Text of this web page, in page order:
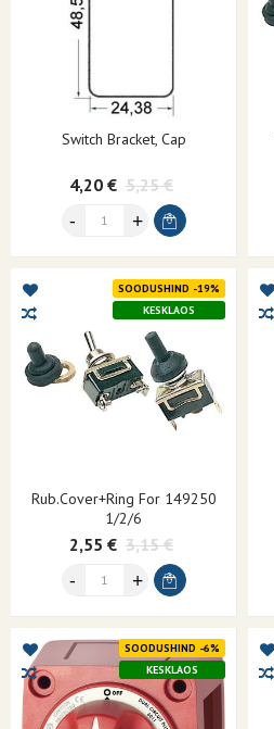
Switch Bracket, Cap
4,20 € 5,25 €
SOODUSHIND -19%
KESKLAOS
Rub.cover+ring For 149250
1/2/6
2,55 € 3,15 €
SOODUSHIND -6%
KESKLAOS